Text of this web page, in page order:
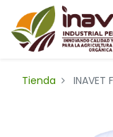
Tienda INAVET